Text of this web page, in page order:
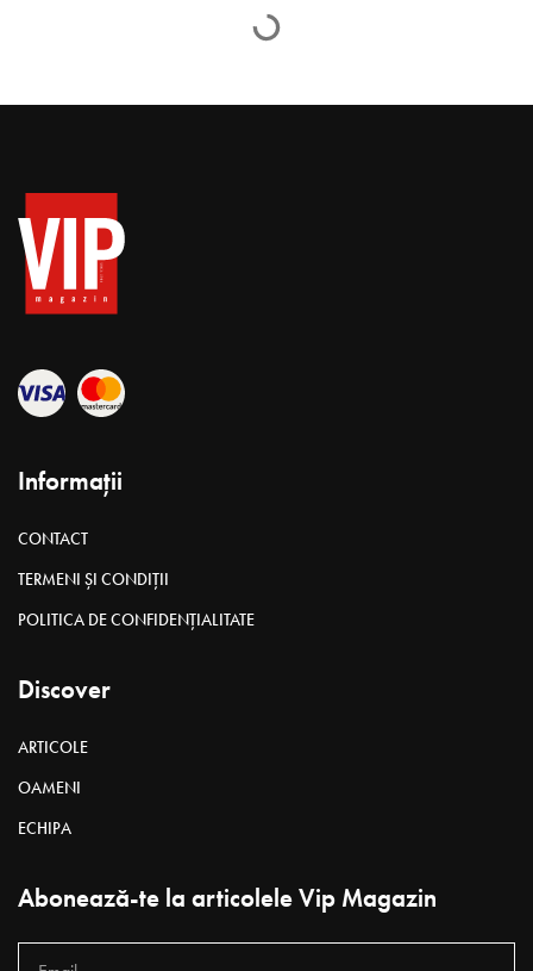
Informații
CONTACT
TERMENI ȘI CONDIȚII
POLITICA DE CONFIDENȚIALITATE
Discover
ARTICOLE
OAMENI
ECHIPA
Abonează-te la articolele Vip Magazin